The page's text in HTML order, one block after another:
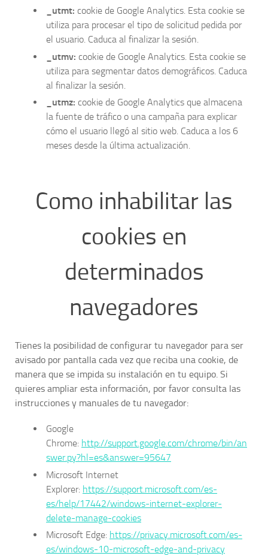
_utmt: cookie de Google Analytics. Esta cookie se
utiliza para procesar el tipo de solicitud pedida por
el usuario. Caduca al finalizar la sesión.
_utmv: cookie de Google Analytics. Esta cookie se
utiliza para segmentar datos demográficos. Caduca
al finalizar la sesión.
_utmz: cookie de Google Analytics que almacena
la fuente de tráfico o una campaña para explicar
cómo el usuario llegó al sitio web. Caduca a los 6
meses desde la última actualización.
Como inhabilitar las
cookies en
determinados
navegadores
Tienes la posibilidad de configurar tu navegador para ser
avisado por pantalla cada vez que reciba una cookie, de
manera que se impida su instalación en tu equipo. Si
quieres ampliar esta información, por favor consulta las
instrucciones y manuales de tu navegador:
Google
Chrome: http://support.google.com/chrome/bin/an
swer.py?hl=es&answer=95647
Microsoft Internet
Explorer: https://support.microsoft.com/es-
es/help/17442/windows-internet-explorer-
delete-manage-cookies
Microsoft Edge: https://privacy.microsoft.com/es-
es/windows-10-microsoft-edge-and-privacy